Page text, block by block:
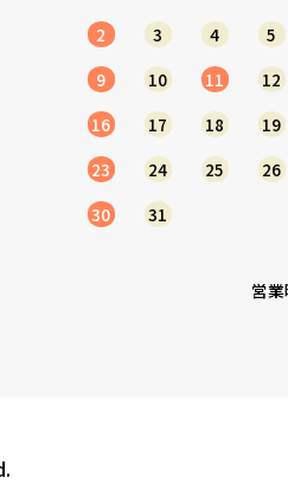
2
3 4 5
9
10 11 12
16
17 18 19
23
24 25 26
30
31
営